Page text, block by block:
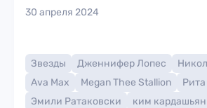
30 апреля 2024
Звезды Дженнифер Лопес
Ava Max
Megan Thee Stallion
Эмили Ратаковски
ким кардашьян